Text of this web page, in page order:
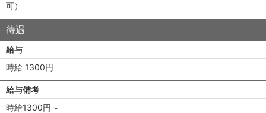
可）
待遇
給与
時給 1300円
給与備考
時給1300円～